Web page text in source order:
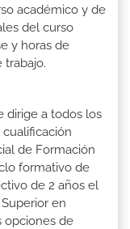
académico y de
del curso
y horas de
trabajo.
dirige a todos los
de Formación
formativo de
de 2 años el
en
opciones de